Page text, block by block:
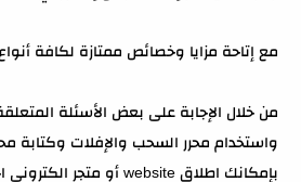
مع إتاحة مزايا وخصائص ممتازة لكافة
من خلال الإجابة على بعض الأسئلة
واستخدام محرر السحب والإفلات وكتابة
بإمكانك اطلاق website أو متجر الكتروني احترافي.